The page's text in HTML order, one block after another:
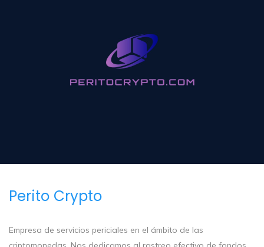
Perito Crypto
Empresa de servicios periciales en el ámbito de las